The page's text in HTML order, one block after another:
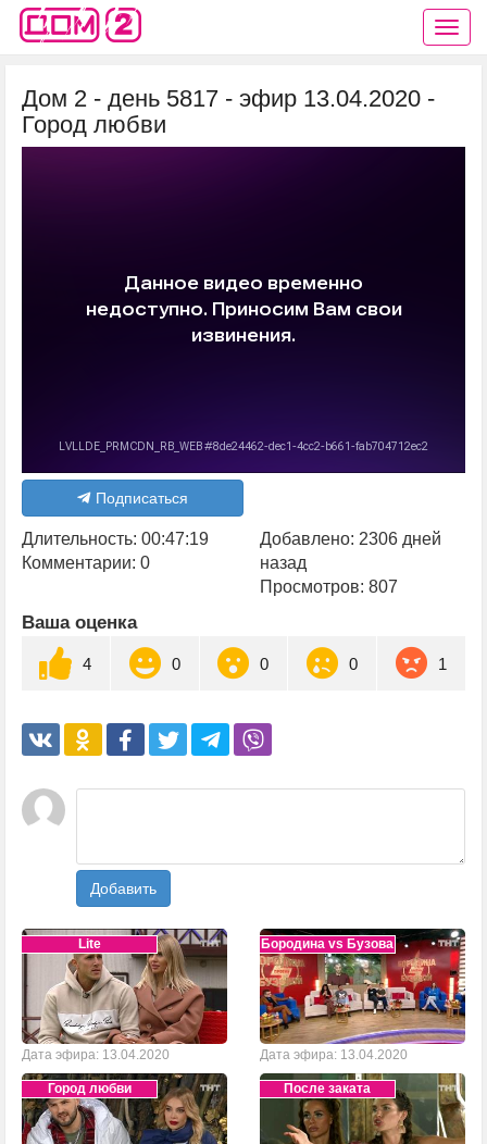
Дом 2 - день 5817 - эфир 13.04.2020 -
Город любви
Подписаться
Длительность: 00:47:19
Комментарии: 0
Добавлено: 2306 дней
назад
Просмотров: 807
Ваша оценка
4 0 0 0 1
Добавить
Lite
Дата эфира: 13.04.2020
Бородина vs Бузова
Дата эфира: 13.04.2020
Город любви После заката